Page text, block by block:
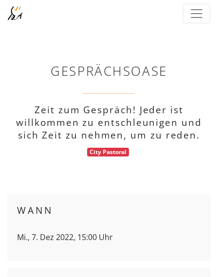
GESPRÄCHSOASE
Zeit zum Gespräch! Jeder ist
willkommen zu entschleunigen und
sich Zeit zu nehmen, um zu reden.
City Pastoral
WANN
Mi., 7. Dez 2022, 15:00 Uhr